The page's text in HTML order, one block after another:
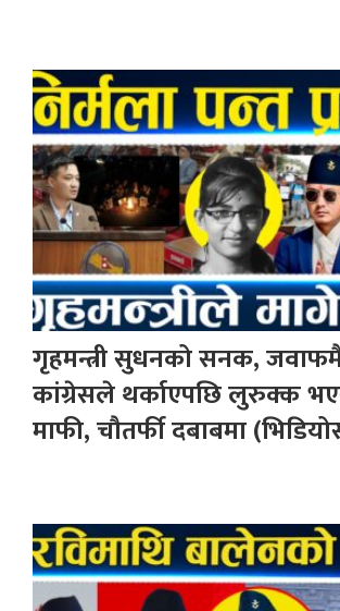
गृहमन्त्री सुधनको सनक,
कांग्रेसले थर्काएपछि लुरुक्क
माफी, चौतर्फी दबाबमा